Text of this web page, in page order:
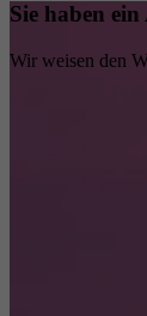
Sie haben ein
Wir weisen den